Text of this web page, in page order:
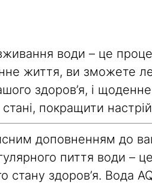
води – це
життя, ви зможете
здоров’я, і
покращити
доповненням до
пиття води –
стану здоров’я. Вода